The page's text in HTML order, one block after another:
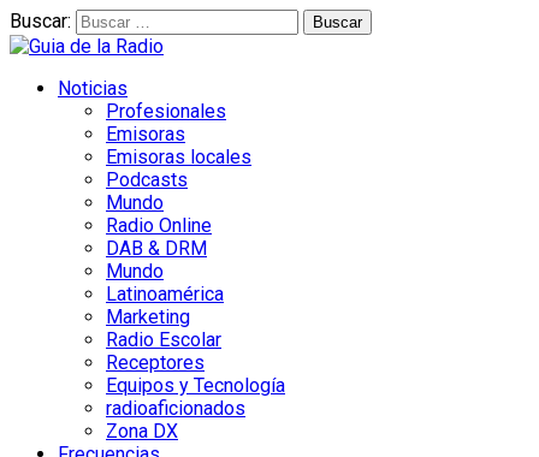
Buscar:
Noticias
Profesionales
Emisoras
Emisoras locales
Podcasts
Mundo
Radio Online
DAB & DRM
Mundo
Latinoamérica
Marketing
Radio Escolar
Receptores
Equipos y Tecnología
radioaficionados
Zona DX